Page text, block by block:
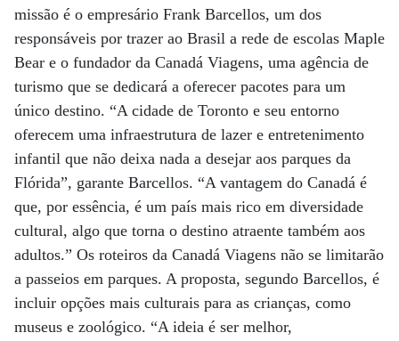
missão é o empresário Frank Barcellos, um dos
responsáveis por trazer ao Brasil a rede de escolas Maple
Bear e o fundador da Canadá Viagens, uma agência de
turismo que se dedicará a oferecer pacotes para um
único destino. “A cidade de Toronto e seu entorno
oferecem uma infraestrutura de lazer e entretenimento
infantil que não deixa nada a desejar aos parques da
Flórida”, garante Barcellos. “A vantagem do Canadá é
que, por essência, é um país mais rico em diversidade
cultural, algo que torna o destino atraente também aos
adultos.” Os roteiros da Canadá Viagens não se limitarão
a passeios em parques. A proposta, segundo Barcellos, é
incluir opções mais culturais para as crianças, como
museus e zoológico. “A ideia é ser melhor,